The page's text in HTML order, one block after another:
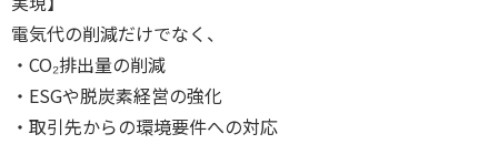
電気代の削減だけでなく、
・CO₂排出量の削減
・ESGや脱炭素経営の強化
・取引先からの環境要件への対応